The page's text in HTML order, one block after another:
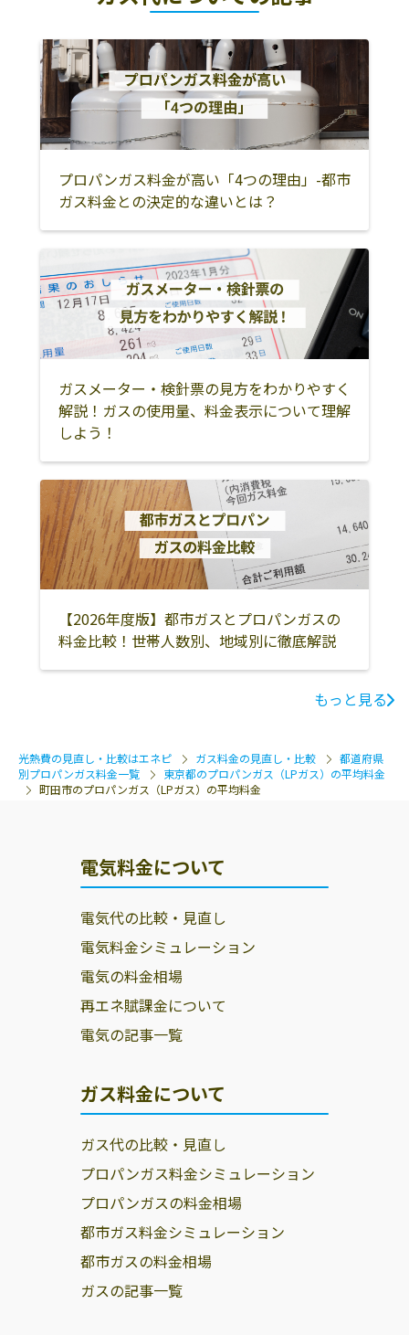
南成瀬1丁目2-2
お湯のレスキュ
ー２４
194-0045 町田市
南成瀬1丁目2-2
0120-151-026
世田谷区
品川区
大田区
足立区
葛飾区
江戸川区
墨田区
江東区
荒川区
台東区
北区
豊島区
板橋区
練馬区
清瀬市
西東京市
武蔵野市
小平市
東村山市
立川市
東大和市
国立市
国分寺市
昭島市
府中市
三鷹市
小金井市
調布市
狛江市
日野市
稲城市
八王子市
青梅市
羽村市
福生市
あきる野市
西多摩郡瑞穂町
西多摩郡日の出
町
新島村
神津島村
御蔵島村
青ヶ島村
小笠原村
西多摩郡奥多摩
プロパンガス料金が高い「4つの理由」-都市
ガス料金との決定的な違いとは？
ガスメーター・検針票の見方をわかりやすく
解説！ガスの使用量、料金表示について理解
しよう！
【2026年度版】都市ガスとプロパンガスの
料金比較！世帯人数別、地域別に徹底解説
もっと見る
光熱費の見直し・比較はエネピ ガス料金の見直し・比較
都道府県
別プロパンガス料金一覧
東京都のプロパンガス（LPガス）の平均料金
町田市のプロパンガス（LPガス）の平均料金
電気料金について
電気代の比較・見直し
電気料金シミュレーション
電気の料金相場
再エネ賦課金について
電気の記事一覧
ガス料金について
ガス代の比較・見直し
プロパンガス料金シミュレーション
プロパンガスの料金相場
都市ガス料金シミュレーション
都市ガスの料金相場
ガスの記事一覧